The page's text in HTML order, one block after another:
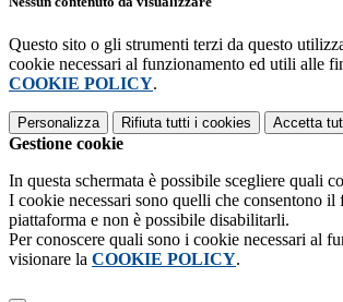
Questo sito o gli strumenti terzi da questo
cookie necessari al funzionamento ed utili alle
COOKIE POLICY.
Personalizza Rifiuta tutti i cookies Accetta
Gestione cookie
In questa schermata è possibile scegliere quali
I cookie necessari sono quelli che consentono il
piattaforma e non è possibile disabilitarli.
Per conoscere quali sono i cookie necessari al
visionare la COOKIE POLICY.